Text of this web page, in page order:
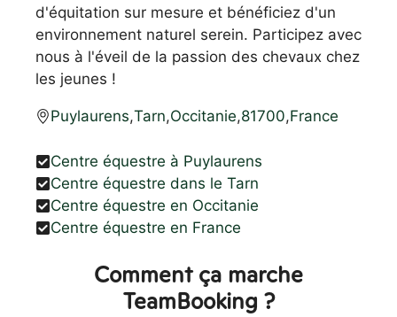
d'équitation sur mesure et bénéficiez d'un
environnement naturel serein. Participez avec
nous à l'éveil de la passion des chevaux chez
les jeunes !
Puylaurens,Tarn,Occitanie,81700,France
Centre équestre à Puylaurens
Centre équestre dans le Tarn
Centre équestre en Occitanie
Centre équestre en France
Comment ça marche
TeamBooking ?